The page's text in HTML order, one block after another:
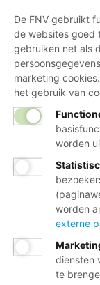
De FNV gebruikt
de websites goed
gebruiken net als
marketing
het gebruik van
worden
worden
externe
diensten
te